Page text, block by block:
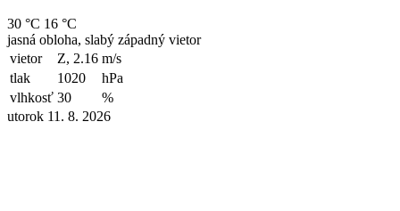
30 °C 16 °C
jasná obloha, slabý západný vietor
vietor
Z, 2.16 m/s
tlak
1020
hPa
vlhkosť 30
%
utorok 11. 8. 2026